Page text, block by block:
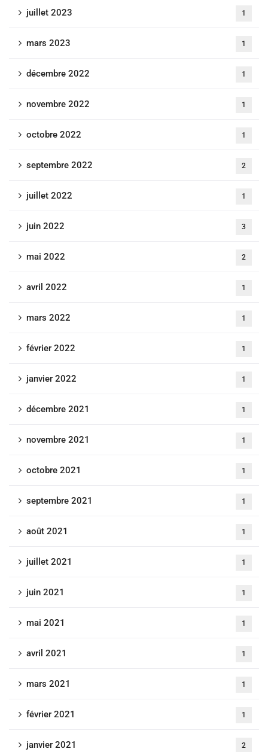
juillet 2023 1
mars 2023 1
décembre 2022 1
novembre 2022 1
octobre 2022 1
septembre 2022 2
juillet 2022 1
juin 2022 3
mai 2022 2
avril 2022 1
mars 2022 1
février 2022 1
janvier 2022 1
décembre 2021 1
novembre 2021 1
octobre 2021 1
septembre 2021 1
août 2021 1
juillet 2021 1
juin 2021 1
mai 2021 1
avril 2021 1
mars 2021 1
février 2021 1
janvier 2021 2